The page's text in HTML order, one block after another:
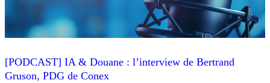
[PODCAST] IA & Douane : l’interview de Bertrand
Gruson, PDG de Conex